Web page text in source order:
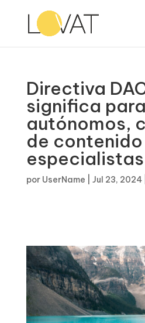
Directiva
significa para
autónomos,
de
especialistas
por UserName Jul 23, 2024|